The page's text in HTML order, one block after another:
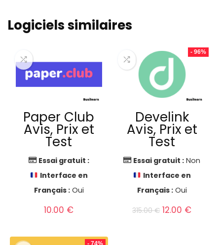
Logiciels similaires
Paper Club
Avis, Prix et
Test
Essai gratuit :
Interface en
Français : Oui
10.00 €
- 96%
Develink
Avis, Prix et
Test
Essai gratuit : Non
Interface en
Français : Oui
315.00€ Le
12.00 €Le